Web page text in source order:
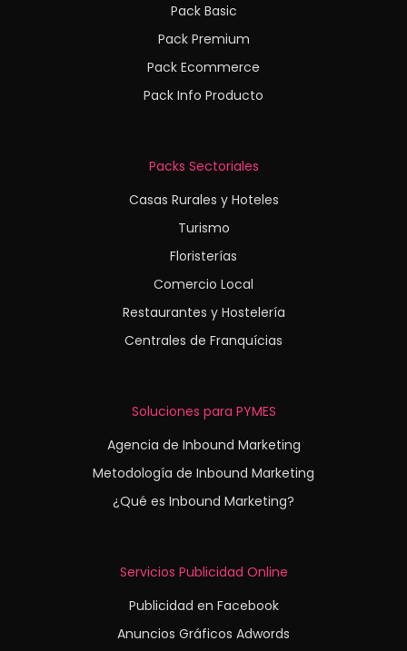
Pack Basic
Pack Premium
Pack Ecommerce
Pack Info Producto
Packs Sectoriales
Casas Rurales y Hoteles
Turismo
Floristerías
Comercio Local
Restaurantes y Hostelería
Centrales de Franquícias
Soluciones para PYMES
Agencia de Inbound Marketing
Metodología de Inbound Marketing
¿Qué es Inbound Marketing?
Servicios Publicidad Online
Publicidad en Facebook
Anuncios Gráficos Adwords